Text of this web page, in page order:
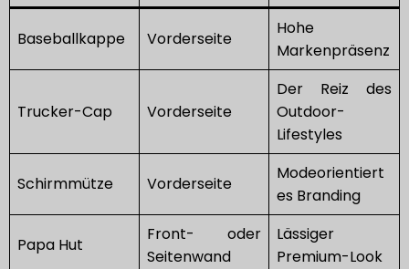
Baseballkappe Vorderseite
Hohe
Markenpräsenz
Trucker-Cap Vorderseite
Der Reiz des
Outdoor-
Lifestyles
Schirmmütze Vorderseite
Modeorientiert
es Branding
Papa Hut
Front- oder
Seitenwand
Lässiger
Premium-Look